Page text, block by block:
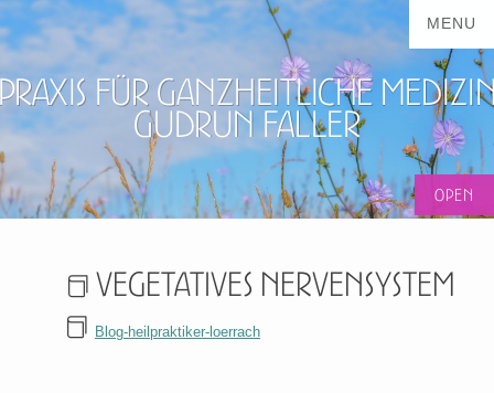
für ganzheitliche
Gudrun Faller
Vegetatives Nervensystem
Blog-heilpraktiker-loerrach